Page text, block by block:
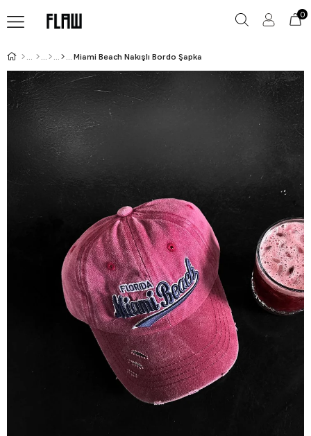
0
Miami Beach Nakışlı Bordo Şapka